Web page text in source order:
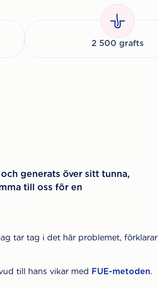
2 500 grafts
generats över sitt tunna,
till oss för en
tar tag i det här problemet, förklarar
till hans vikar med FUE-metoden.